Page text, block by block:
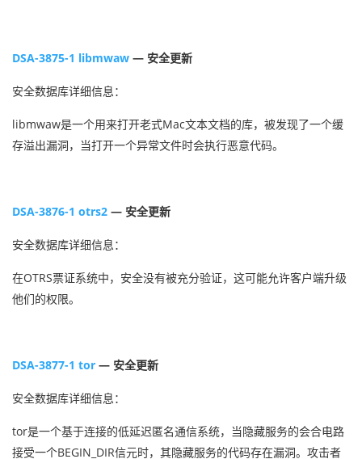
DSA-3875-1 libmwaw — 安全更新
安全数据库详细信息：
libmwaw是一个用来打开老式Mac文本文档的库，被发现了一个缓
存溢出漏洞，当打开一个异常文件时会执行恶意代码。
DSA-3876-1 otrs2 — 安全更新
安全数据库详细信息：
在OTRS票证系统中，安全没有被充分验证，这可能允许客户端升级
他们的权限。
DSA-3877-1 tor — 安全更新
安全数据库详细信息：
tor是一个基于连接的低延迟匿名通信系统，当隐藏服务的会合电路
接受一个BEGIN_DIR信元时，其隐藏服务的代码存在漏洞。攻击者